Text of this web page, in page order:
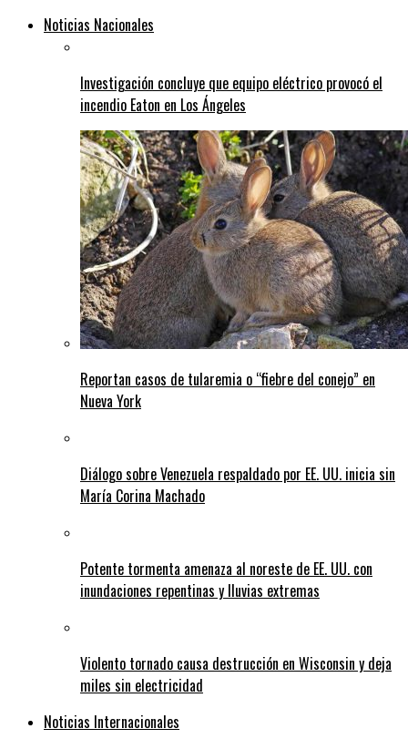
Noticias Nacionales
Investigación concluye que equipo eléctrico provocó el
incendio Eaton en Los Ángeles
Reportan casos de tularemia o “fiebre del conejo” en
Nueva York
Diálogo sobre Venezuela respaldado por EE. UU. inicia sin
María Corina Machado
Potente tormenta amenaza al noreste de EE. UU. con
inundaciones repentinas y lluvias extremas
Violento tornado causa destrucción en Wisconsin y deja
miles sin electricidad
Noticias Internacionales